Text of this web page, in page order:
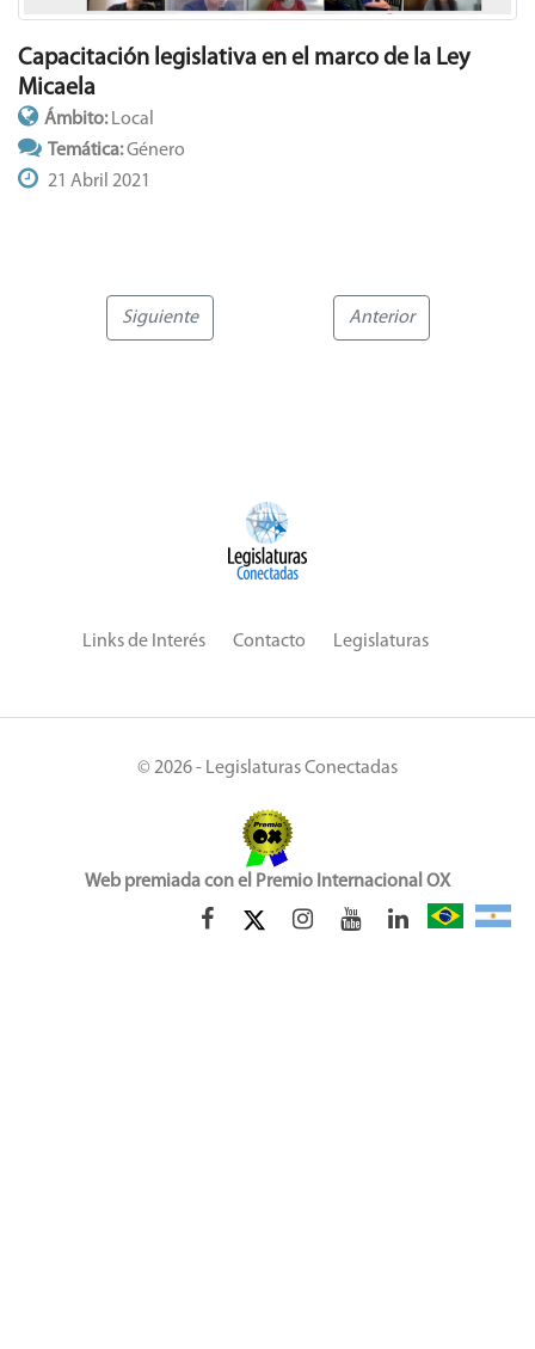
Capacitación legislativa en el marco de la Ley
Micaela
Ámbito:Local
Temática:Género
21 Abril 2021
Siguiente Anterior
Links de Interés Contacto Legislaturas
© 2026 - Legislaturas Conectadas
Web premiada con el Premio Internacional OX